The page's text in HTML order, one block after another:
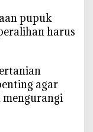
pupuk
harus
agar